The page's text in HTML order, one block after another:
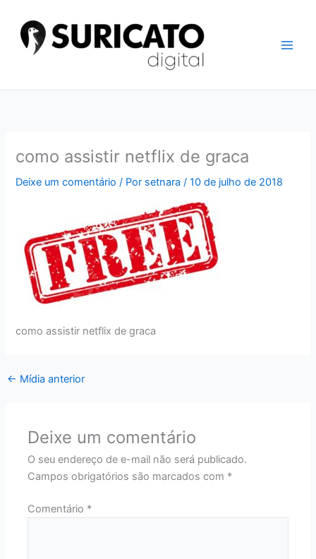
conteúdo
como assistir netflix de graca
Deixe um comentário / Por setnara/10 de julho de 2018
como assistir netflix de graca
← Mídia anterior
Deixe um comentário
O seu endereço de e-mail não será publicado.
Campos obrigatórios são marcados com *
Comentário *